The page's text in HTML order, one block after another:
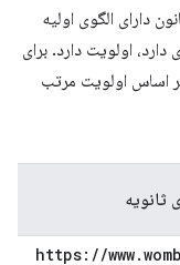
دارای الگوی اولیه
اولویت دارد. برای
اساس اولویت مرتب
ثانویه
https: //www.